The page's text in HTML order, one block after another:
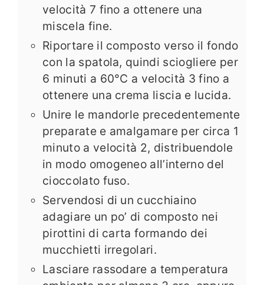
velocità 7 fino a ottenere una
miscela fine.
Riportare il composto verso il fondo
con la spatola, quindi sciogliere per
6 minuti a 60°C a velocità 3 fino a
ottenere una crema liscia e lucida.
Unire le mandorle precedentemente
preparate e amalgamare per circa 1
minuto a velocità 2, distribuendole
in modo omogeneo all’interno del
cioccolato fuso.
Servendosi di un cucchiaino
adagiare un po’ di composto nei
pirottini di carta formando dei
mucchietti irregolari.
Lasciare rassodare a temperatura